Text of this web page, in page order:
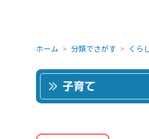
ホーム 分類でさがす くら
子育て